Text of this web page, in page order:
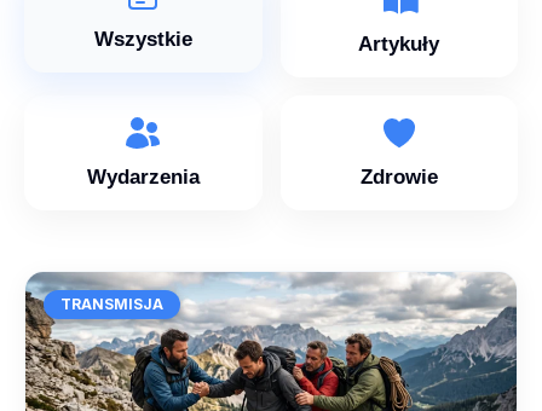
Wszystkie Artykuły
Wydarzenia Zdrowie
TRANSMISJA